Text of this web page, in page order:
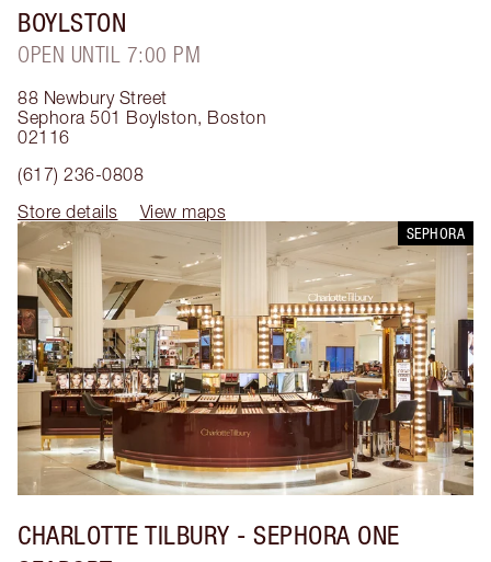
BOYLSTON
OPEN UNTIL 7:00 PM
88 Newbury Street
Sephora 501 Boylston, Boston
02116
(617) 236-0808
Store details
View maps
SEPHORA
CHARLOTTE TILBURY - SEPHORA ONE